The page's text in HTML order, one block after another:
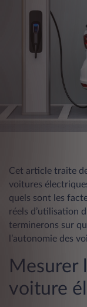
Cet article traite
voitures
quels sont les
réels d’utilisation
terminerons sur
l’autonomie des
Mesurer
voiture